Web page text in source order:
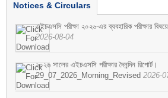
Notices & Circulars
এইচএসসি পরীক্ষা ২০২৬-এর ব্যবহারিক পরীক্ষার
2026-08-04
২০২৬ সালের এইচএসসি পরীক্ষার দৈনন্দিন রিপোর্ট।
29_07_2026_Morning_Revised 2026-